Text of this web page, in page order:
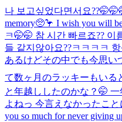
나 보고싶었다면서요
memory🥺🦩 I wish you will
ㅋ🤭🤭 참 시간 빠르죠??
들 같지않아요??ㅋㅋㅋㅋ
あるけどその中でも今思
て数ヶ月のラッキーもいる
と年越ししたのかな？🤭
よねっ 今言えなかったこ
you so much for never giving